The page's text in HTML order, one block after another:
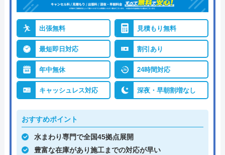
出張無料 見積もり無料
最短即日対応 割引あり
年中無休 24時間対応
キャッシュレス対応 深夜・早朝割増なし
おすすめポイント
水まわり専門で全国45拠点展開
豊富な在庫があり施工までの対応が早い